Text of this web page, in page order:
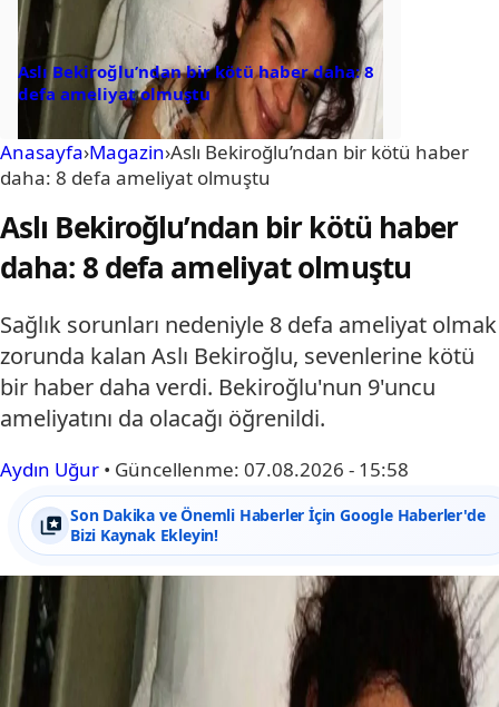
Aslı Bekiroğlu’ndan bir kötü haber daha: 8
defa ameliyat olmuştu
Anasayfa›Magazin›Aslı Bekiroğlu’ndan bir kötü haber
daha: 8 defa ameliyat olmuştu
Aslı Bekiroğlu’ndan bir kötü haber
daha: 8 defa ameliyat olmuştu
Sağlık sorunları nedeniyle 8 defa ameliyat olmak
zorunda kalan Aslı Bekiroğlu, sevenlerine kötü
bir haber daha verdi. Bekiroğlu'nun 9'uncu
ameliyatını da olacağı öğrenildi.
Aydın Uğur • Güncellenme: 07.08.2026 - 15:58
Son Dakika ve Önemli Haberler İçin Google Haberler'de
Bizi Kaynak Ekleyin!